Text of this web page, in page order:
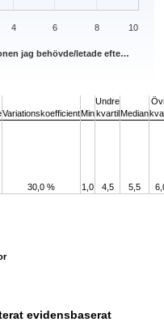
jag behövde/letade efte…
4 6 8 10
VariationskoefficientMin
Undre
kvartil Median
30,0 % 1,0 4,5 5,5
evidensbaserat